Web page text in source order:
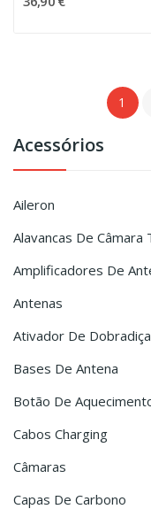
Acessórios
Aileron
Alavancas De Câmara
Amplificadores De
Antenas
Ativador De
Bases De Antena
Botão De
Cabos Charging
Câmaras
Capas De Carbono
1